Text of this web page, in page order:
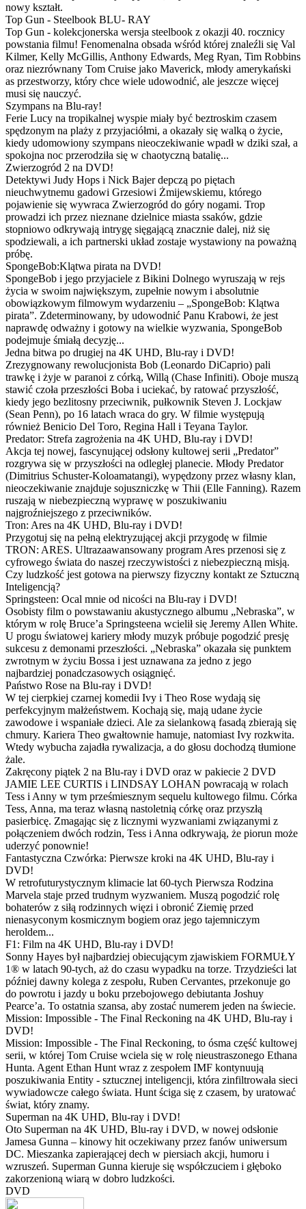
nowy kształt.
Top Gun - Steelbook BLU- RAY
Top Gun - kolekcjonerska wersja steelbook z okazji 40. rocznicy
powstania filmu! Fenomenalna obsada wśród której znaleźli się Val
Kilmer, Kelly McGillis, Anthony Edwards, Meg Ryan, Tim Robbins
oraz niezrównany Tom Cruise jako Maverick, młody amerykański
as przestworzy, który chce wiele udowodnić, ale jeszcze więcej
musi się nauczyć.
Szympans na Blu-ray!
Ferie Lucy na tropikalnej wyspie miały być beztroskim czasem
spędzonym na plaży z przyjaciółmi, a okazały się walką o życie,
kiedy udomowiony szympans nieoczekiwanie wpadł w dziki szał, a
spokojna noc przerodziła się w chaotyczną batalię...
Zwierzogród 2 na DVD!
Detektywi Judy Hops i Nick Bajer depczą po piętach
nieuchwytnemu gadowi Grzesiowi Żmijewskiemu, którego
pojawienie się wywraca Zwierzogród do góry nogami. Trop
prowadzi ich przez nieznane dzielnice miasta ssaków, gdzie
stopniowo odkrywają intrygę sięgającą znacznie dalej, niż się
spodziewali, a ich partnerski układ zostaje wystawiony na poważną
próbę.
SpongeBob:Klątwa pirata na DVD!
SpongeBob i jego przyjaciele z Bikini Dolnego wyruszają w rejs
życia w swoim największym, zupełnie nowym i absolutnie
obowiązkowym filmowym wydarzeniu – „SpongeBob: Klątwa
pirata”. Zdeterminowany, by udowodnić Panu Krabowi, że jest
naprawdę odważny i gotowy na wielkie wyzwania, SpongeBob
podejmuje śmiałą decyzję...
Jedna bitwa po drugiej na 4K UHD, Blu-ray i DVD!
Zrezygnowany rewolucjonista Bob (Leonardo DiCaprio) pali
trawkę i żyje w paranoi z córką, Willą (Chase Infiniti). Oboje muszą
stawić czoła przeszłości Boba i uciekać, by ratować przyszłość,
kiedy jego bezlitosny przeciwnik, pułkownik Steven J. Lockjaw
(Sean Penn), po 16 latach wraca do gry. W filmie występują
również Benicio Del Toro, Regina Hall i Teyana Taylor.
Predator: Strefa zagrożenia na 4K UHD, Blu-ray i DVD!
Akcja tej nowej, fascynującej odsłony kultowej serii „Predator”
rozgrywa się w przyszłości na odległej planecie. Młody Predator
(Dimitrius Schuster-Koloamatangi), wypędzony przez własny klan,
nieoczekiwanie znajduje sojuszniczkę w Thii (Elle Fanning). Razem
ruszają w niebezpieczną wyprawę w poszukiwaniu
najgroźniejszego z przeciwników.
Tron: Ares na 4K UHD, Blu-ray i DVD!
Przygotuj się na pełną elektryzującej akcji przygodę w filmie
TRON: ARES. Ultrazaawansowany program Ares przenosi się z
cyfrowego świata do naszej rzeczywistości z niebezpieczną misją.
Czy ludzkość jest gotowa na pierwszy fizyczny kontakt ze Sztuczną
Inteligencją?
Springsteen: Ocal mnie od nicości na Blu-ray i DVD!
Osobisty film o powstawaniu akustycznego albumu „Nebraska”, w
którym w rolę Bruce’a Springsteena wcielił się Jeremy Allen White.
U progu światowej kariery młody muzyk próbuje pogodzić presję
sukcesu z demonami przeszłości. „Nebraska” okazała się punktem
zwrotnym w życiu Bossa i jest uznawana za jedno z jego
najbardziej ponadczasowych osiągnięć.
Państwo Rose na Blu-ray i DVD!
W tej cierpkiej czarnej komedii Ivy i Theo Rose wydają się
perfekcyjnym małżeństwem. Kochają się, mają udane życie
zawodowe i wspaniałe dzieci. Ale za sielankową fasadą zbierają się
chmury. Kariera Theo gwałtownie hamuje, natomiast Ivy rozkwita.
Wtedy wybucha zajadła rywalizacja, a do głosu dochodzą tłumione
żale.
Zakręcony piątek 2 na Blu-ray i DVD oraz w pakiecie 2 DVD
JAMIE LEE CURTIS i LINDSAY LOHAN powracają w rolach
Tess i Anny w tym prześmiesznym sequelu kultowego filmu. Córka
Tess, Anna, ma teraz własną nastoletnią córkę oraz przyszłą
pasierbicę. Zmagając się z licznymi wyzwaniami związanymi z
połączeniem dwóch rodzin, Tess i Anna odkrywają, że piorun może
uderzyć ponownie!
Fantastyczna Czwórka: Pierwsze kroki na 4K UHD, Blu-ray i
DVD!
W retrofuturystycznym klimacie lat 60-tych Pierwsza Rodzina
Marvela staje przed trudnym wyzwaniem. Muszą pogodzić rolę
bohaterów z siłą rodzinnych więzi i obronić Ziemię przed
nienasyconym kosmicznym bogiem oraz jego tajemniczym
heroldem...
F1: Film na 4K UHD, Blu-ray i DVD!
Sonny Hayes był najbardziej obiecującym zjawiskiem FORMUŁY
1® w latach 90-tych, aż do czasu wypadku na torze. Trzydzieści lat
później dawny kolega z zespołu, Ruben Cervantes, przekonuje go
do powrotu i jazdy u boku przebojowego debiutanta Joshuy
Pearce’a. To ostatnia szansa, aby zostać numerem jeden na świecie.
Mission: Impossible - The Final Reckoning na 4K UHD, Blu-ray i
DVD!
Mission: Impossible - The Final Reckoning, to ósma część kultowej
serii, w której Tom Cruise wciela się w rolę nieustraszonego Ethana
Hunta. Agent Ethan Hunt wraz z zespołem IMF kontynuują
poszukiwania Entity - sztucznej inteligencji, która zinfiltrowała sieci
wywiadowcze całego świata. Hunt ściga się z czasem, by uratować
świat, który znamy.
Superman na 4K UHD, Blu-ray i DVD!
Oto Superman na 4K UHD, Blu-ray i DVD, w nowej odsłonie
Jamesa Gunna – kinowy hit oczekiwany przez fanów uniwersum
DC. Mieszanka zapierającej dech w piersiach akcji, humoru i
wzruszeń. Superman Gunna kieruje się współczuciem i głęboko
zakorzenioną wiarą w dobro ludzkości.
DVD